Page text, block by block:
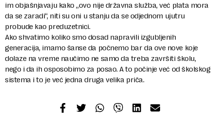
im objašnjavaju kako „ovo nije državna služba, već plata mora
da se zaradi“, niti su oni u stanju da se odjednom ujutru
probude kao preduzetnici.
Ako shvatimo koliko smo dosad napravili izgubljenih
generacija, imamo šanse da počnemo bar da ove nove koje
dolaze na vreme naučimo ne samo da treba završiti školu,
nego i da ih osposobimo za posao. A to počinje već od školskog
sistema i to je već jedna druga velika priča.